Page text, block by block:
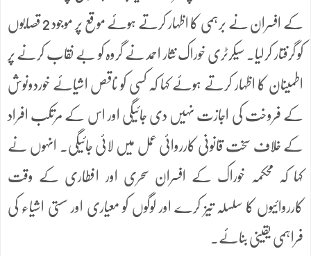
کے افسران نے برہمی کا اظہار کرتے ہوئے موقع پر موجود 2 قصابوں
کو گرفتار کرلیا۔ سیکرٹری خوراک نثار احمد نے گروہ کو بے نقاب کرنے پر
اطمینان کا اظہار کرتے ہوئے کہا کہ کسی کو ناقص اشیائے خوردونوش
کے فروخت کی اجازت نہیں دی جائیگی اور اس کے مرتکب افراد
کے خلاف سخت قانونی کارروائی عمل میں لائی جائیگی۔ انہوں نے
کہا کہ محکمہ خوراک کے افسران سحری اور افطاری کے وقت
کارروائیوں کا سلسلہ تیز کرے اور لوگوں کو معیاری اور سستی اشیاء کی
فراہمی یقینی بنائے۔